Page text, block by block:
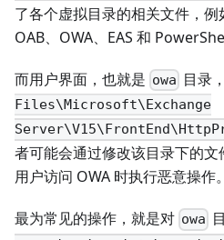
了各个虚拟目录的相关文件，例
OAB、OWA、EAS 和
而用户界面，也就是 owa 目录
Files\Microsoft\Exchange
者可能会通过修改该目录下的
用户访问 OWA 时执行恶意操作。
最为常见的操作，就是对 owa